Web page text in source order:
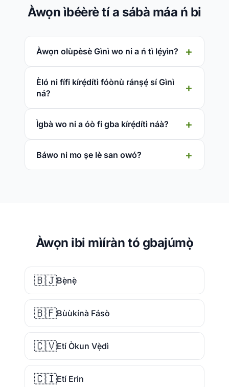
Àwọn ìbéèrè tí a sábà máa ń bi
Àwọn olùpèsè Gìnì wo ni a ń tì lẹ́yìn?
Èló ni fífi kírẹ́dítì fóònù ránṣẹ́ sí Gìnì
ná?
Ìgbà wo ni a óò fi gba kírẹ́dítì náà?
Báwo ni mo ṣe lè san owó?
Àwọn ibi mìíràn tó gbajúmọ̀
🇧🇯Bẹ̀nẹ̀
🇧🇫Bùùkínà Fásò
🇨🇻Etí Òkun Vẹ̀dì
🇨🇮Etí Erin